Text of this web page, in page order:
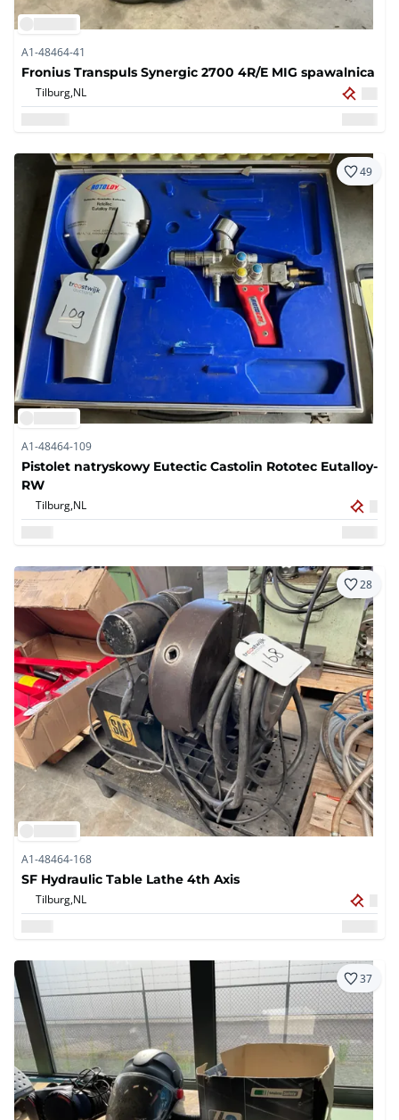
A1-48464-41
Fronius Transpuls Synergic 2700 4R/E MIG spawalnica
Tilburg,NL
49
A1-48464-109
Pistolet natryskowy Eutectic Castolin Rototec Eutalloy-
RW
Tilburg,NL
28
A1-48464-168
SF Hydraulic Table Lathe 4th Axis
Tilburg,NL
37